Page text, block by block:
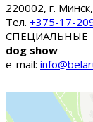
220002, г.
Тел. +375-17-
СПЕЦИАЛЬНЫЕ
dog show
e-mail: